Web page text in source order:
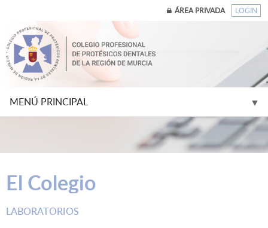
ÁREA PRIVADA LOGIN
MENÚ PRINCIPAL ▼
El Colegio
LABORATORIOS